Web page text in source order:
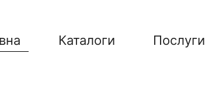
Каталоги Послуги